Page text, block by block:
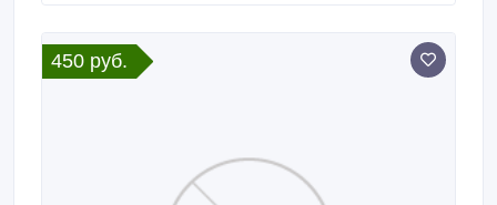
французских автомобилей, сервисов,
специализирующихся на ремонте автомобилей
450 руб.